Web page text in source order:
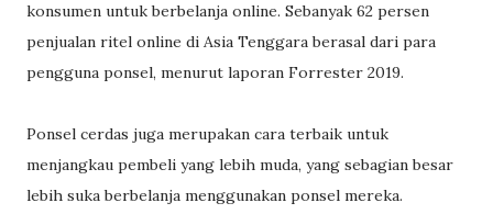
konsumen untuk berbelanja online. Sebanyak 62 persen
penjualan ritel online di Asia Tenggara berasal dari para
pengguna ponsel, menurut laporan Forrester 2019.
Ponsel cerdas juga merupakan cara terbaik untuk
menjangkau pembeli yang lebih muda, yang sebagian besar
lebih suka berbelanja menggunakan ponsel mereka.